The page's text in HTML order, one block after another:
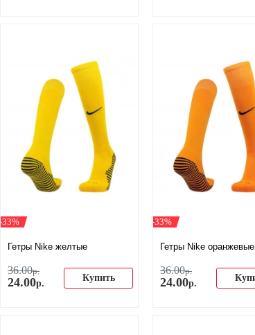
-33%
Гетры Nike желтые
36.00р.
24.00р. Купить
-33%
Гетры Nike оранжевые
36.00р.
24.00р.